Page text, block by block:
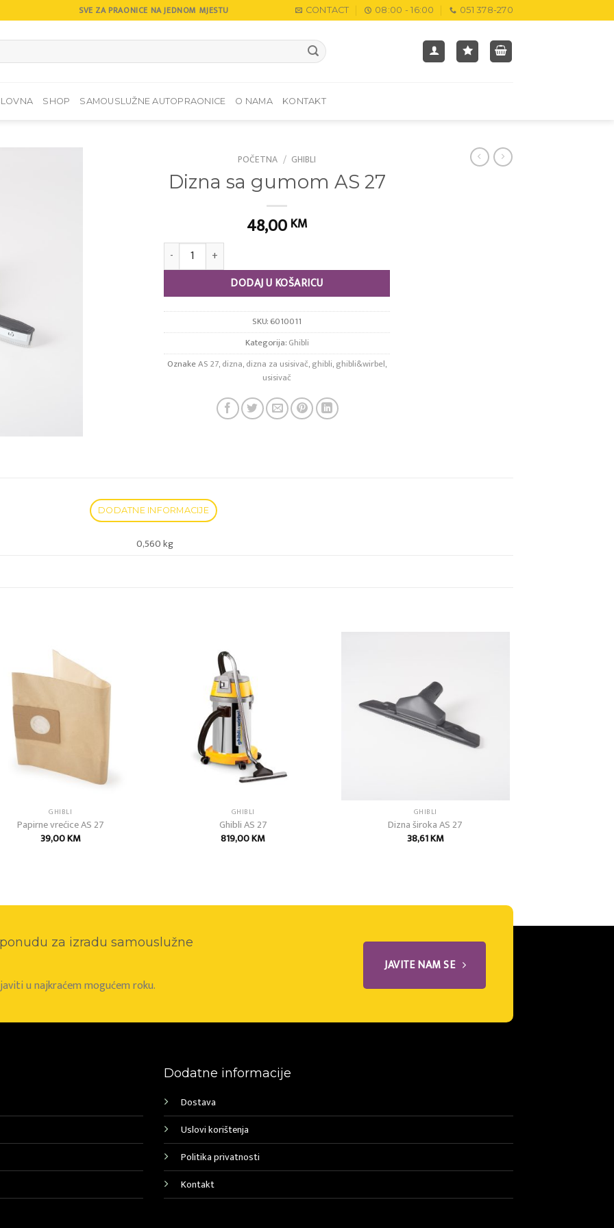
SVE ZA PRAONICE NA JEDNOM MJESTU CONTACT 08:00 - 16:00 051 378-270
SHOP SAMOUSLUŽNE AUTOPRAONICE O NAMA KONTAKT
POČETNA / GHIBLI
Dizna sa gumom AS 27
48,00 KM
Dizna sa gumom AS 27 količina
DODAJ U KOŠARICU
SKU:6010011
Kategorija:Ghibli
OznakeAS 27,dizna,dizna za usisivač,ghibli,ghibli&wirbel,
usisivač
DODATNE INFORMACIJE
0,560 kg
GHIBLI
Papirne vrećice AS 27
39,00KM
GHIBLI
Ghibli AS 27
819,00KM
GHIBLI
Dizna široka AS 27
38,61KM
za izradu samouslužne
u najkraćem mogućem roku.
JAVITE NAM SE
Dodatne informacije
Dostava
Uslovi korištenja
Politika privatnosti
Kontakt